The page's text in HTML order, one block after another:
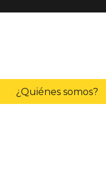
¿Quiénes somos?